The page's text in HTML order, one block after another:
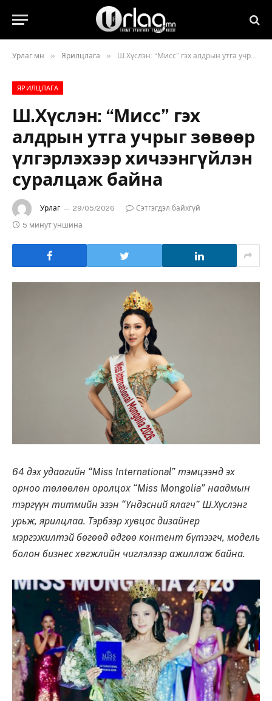
Урлаг.мн » Ярилцлага » Ш.Хүслэн: “Мисс” гэх алдрын утга учрыг зөвөөр үлгэрлэхээр хичээнгүйлэн суралцаж байна
ЯРИЛЦЛАГА
Ш.Хүслэн: “Мисс” гэх
алдрын утга учрыг зөвөөр
үлгэрлэхээр хичээнгүйлэн
суралцаж байна
Урлаг 29/05/2026
Сэтгэгдэл байхгүй
5 минут уншина
64 дэх удаагийн “Miss International” тэмцээнд эх
орноо төлөөлөн оролцох “Miss Mongolia” наадмын
тэргүүн титмийн эзэн “Үндэсний ялагч” Ш.Хүслэнг
урьж, ярилцлаа. Тэрбээр хувцас дизайнер
мэргэжилтэй бөгөөд өдгөө контент бүтээгч, модель
болон бизнес хөгжлийн чиглэлээр ажиллаж байна.